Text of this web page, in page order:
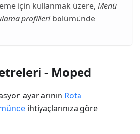
için kullanmak üzere, Menü
profilleribölümünde
- Moped
ayarlarının Rota
ihtiyaçlarınıza göre